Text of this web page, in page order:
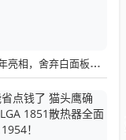
魅族23今年亮相，舍弃白面板设计，白面板手机成绝版传统